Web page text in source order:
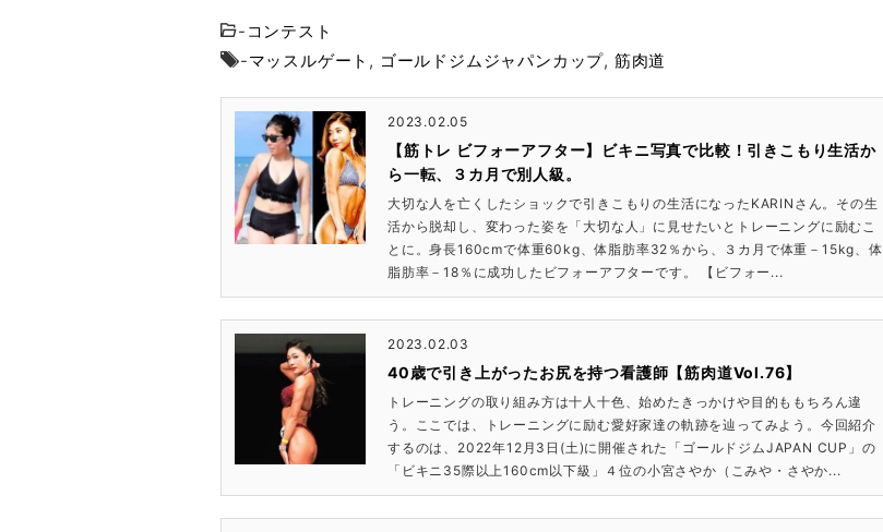
- コンテスト
-マッスルゲート , ゴールドジムジャパンカップ, 筋肉道
2023.02.05
【筋トレ ビフォーアフター】ビキニ写真で比較！引きこもり生活か
ら一転、３カ月で別人級。
大切な人を亡くしたショックで引きこもりの生活になったKARINさん。その生
活から脱却し、変わった姿を「大切な人」に見せたいとトレーニングに励むこ
とに。身長160cmで体重60kg、体脂肪率32％から、３カ月で体重－15kg、体
脂肪率－18％に成功したビフォーアフターです。 【ビフォー...
2023.02.03
40歳で引き上がったお尻を持つ看護師【筋肉道Vol.76】
トレーニングの取り組み方は十人十色、始めたきっかけや目的ももちろん違
う。ここでは、トレーニングに励む愛好家達の軌跡を辿ってみよう。今回紹介
するのは、2022年12月3日(土)に開催された「ゴールドジムJAPAN CUP」の
「ビキニ35際以上160cm以下級」４位の小宮さやか（こみや・さやか...